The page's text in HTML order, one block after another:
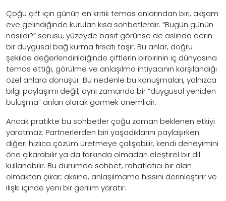
Çoğu çift için günün en kritik temas anlarından biri, akşam
eve gelindiğinde kurulan kısa sohbetlerdir. “Bugün günün
nasıldı?” sorusu, yüzeyde basit görünse de aslında derin
bir duygusal bağ kurma fırsatı taşır. Bu anlar, doğru
şekilde değerlendirildiğinde çiftlerin birbirinin iç dünyasına
temas ettiği, görülme ve anlaşılma ihtiyacının karşılandığı
özel anlara dönüşür. Bu nedenle bu konuşmaları, yalnızca
bilgi paylaşımı değil, aynı zamanda bir “duygusal yeniden
buluşma” anları olarak görmek önemlidir.
Ancak pratikte bu sohbetler çoğu zaman beklenen etkiyi
yaratmaz. Partnerlerden biri yaşadıklarını paylaşırken
diğeri hızlıca çözüm üretmeye çalışabilir, kendi deneyimini
öne çıkarabilir ya da farkında olmadan eleştirel bir dil
kullanabilir. Bu durumda sohbet, rahatlatıcı bir alan
olmaktan çıkar; aksine, anlaşılmama hissini derinleştirir ve
ilişki içinde yeni bir gerilim yaratır.